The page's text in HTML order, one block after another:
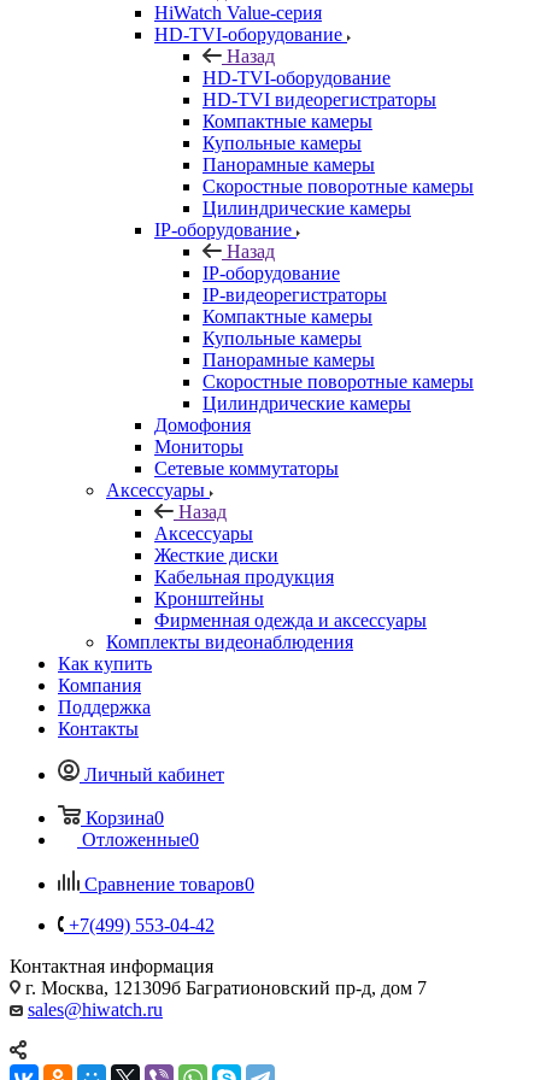
HiWatch Value-серия
HD-TVI-оборудование
Назад
HD-TVI-оборудование
HD-TVI видеорегистраторы
Компактные камеры
Купольные камеры
Панорамные камеры
Скоростные поворотные камеры
Цилиндрические камеры
IP-оборудование
Назад
IP-оборудование
IP-видеорегистраторы
Компактные камеры
Купольные камеры
Панорамные камеры
Скоростные поворотные камеры
Цилиндрические камеры
Домофония
Мониторы
Сетевые коммутаторы
Аксессуары
Назад
Аксессуары
Жесткие диски
Кабельная продукция
Кронштейны
Фирменная одежда и аксессуары
Комплекты видеонаблюдения
Как купить
Компания
Поддержка
Контакты
Личный кабинет
Корзина0
Отложенные0
Сравнение товаров0
+7(499) 553-04-42
Контактная информация
г. Москва, 121309б Багратионовский пр-д, дом 7
sales@hiwatch.ru